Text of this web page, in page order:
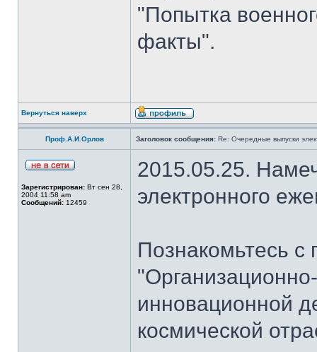
"Попытка
факты".
Вернуться наверх
Проф.А.И.Орлов Заголовок сообщения: Re: Очередные выпуски
Зарегистрирован: Вт сен 28,
2004 11:58 am
Сообщений: 12459
2015.05.25.
электронного
Познакомьтесь
инновационной
космической